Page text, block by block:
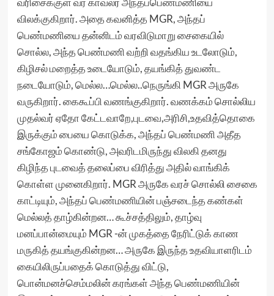
விலக்குகிறார். அதை கவனித்த MGR, அந்தப்
பெண்மணியை தன்னிடம் வரவிடுமாறு சைகையில்
சொல்ல, அந்த பெண்மணி வற்றி வதங்கிய உடலோடும்,
கிழிசல் மறைத்த உடையோடும், தயங்கித் துவண்ட
நடையோடும், மெல்ல…மெல்ல..நெருங்கி MGR அருகே
வருகிறார். கைகூப்பி வணங்குகிறார். வணக்கம் சொல்லிய
முதல்வர் ஏதோ கேட்டவாறே,புடவை,அரிசி,உதவித்தொகை
இருக்கும் பையை கொடுக்க, அந்தப் பெண்மணி அதீத
சங்கோஜம் கொண்டு, அவரிடமிருந்து விலகி தனது
கிழிந்த புடவைத் தலைப்பை விரித்து அதில் வாங்கிக்
கொள்ள முனைகிறார். MGR அருகே வரச் சொல்லி சைகை
காட்டியும், அந்தப் பெண்மணியின் பஞ்சடைந்த கண்கள்
மெல்லத் தாழ்கின்றன… கூச்சத்திலும், தாழ்வு
மனப்பான்மையும் MGR -ன் முகத்தை நேரிட்டுக் காண
மருகித் தயங்குகின்றன… அருகே இருந்த உதவியாளரிடம்
கையிலிருப்பதைக் கொடுத்து விட்டு,
பொன்மனச்செம்மலின் கரங்கள் அந்த பெண்மணியின்